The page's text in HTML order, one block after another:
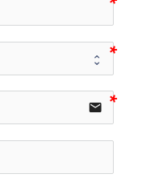
email